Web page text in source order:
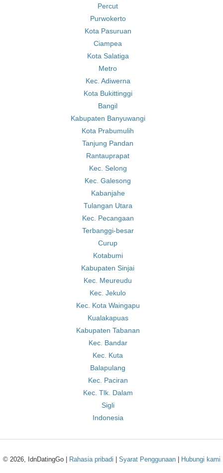
Percut
Purwokerto
Kota Pasuruan
Ciampea
Kota Salatiga
Metro
Kec. Adiwerna
Kota Bukittinggi
Bangil
Kabupaten Banyuwangi
Kota Prabumulih
Tanjung Pandan
Rantauprapat
Kec. Selong
Kec. Galesong
Kabanjahe
Tulangan Utara
Kec. Pecangaan
Terbanggi-besar
Curup
Kotabumi
Kabupaten Sinjai
Kec. Meureudu
Kec. Jekulo
Kec. Kota Waingapu
Kualakapuas
Kabupaten Tabanan
Kec. Bandar
Kec. Kuta
Balapulang
Kec. Paciran
Kec. Tlk. Dalam
Sigli
Indonesia
© 2026, IdnDatingGo | Rahasia pribadi Syarat Penggunaan| Hubungi kami